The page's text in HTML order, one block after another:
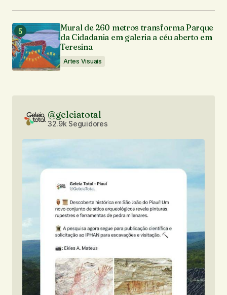
Mural de 260 metros transforma Parque
da Cidadania em galeria a céu aberto em
Teresina
Artes Visuais
@geleiatotal
32.9k Seguidores